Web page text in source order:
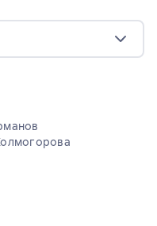
4,3 на основе 45 оценок